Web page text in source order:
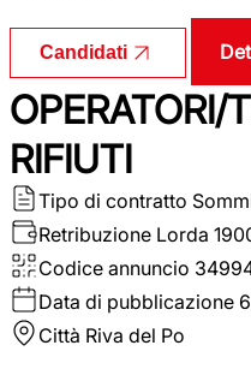
Candidati
OPERATORI/
RIFIUTI
Tipo di contratto
Retribuzione Lorda
Codice annuncio
Data di pubblicazione
Città Riva del Po